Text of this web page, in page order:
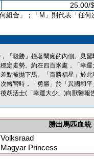
25.00/
組合」；「M」則代表「任何
「毅勝」撞著閘廂的內側。見
定走勢。約在四百米處，「幸
點被拋下馬。「百勝福星」於
轉彎時，「勇勝」於「異國和
胡活士(「幸運大少」)向獸醫
勝出馬匹血統
Princess